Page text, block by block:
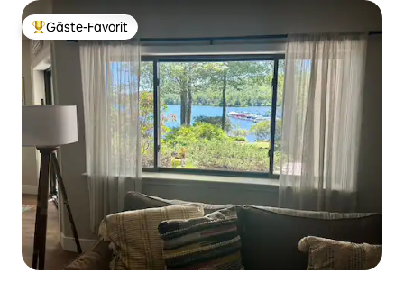
Beliebter Gäste-Favorit.
Gäste-Favorit